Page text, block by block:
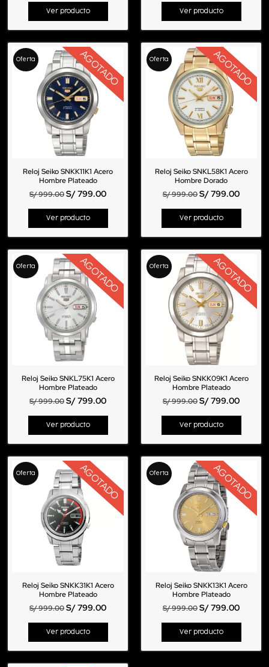
Ver producto Ver producto
Oferta AGOTADO
Reloj Seiko SNKK11K1 Acero
Hombre Plateado
S/999.00S/799.00
Ver producto
Oferta AGOTADO
Reloj Seiko SNKL58K1 Acero
Hombre Dorado
S/999.00S/799.00
Ver producto
Oferta AGOTADO
Reloj Seiko SNKL75K1 Acero
Hombre Plateado
S/999.00S/799.00
Ver producto
Oferta AGOTADO
Reloj Seiko SNKK09K1 Acero
Hombre Plateado
S/999.00S/799.00
Ver producto
Oferta AGOTADO
Reloj Seiko SNKK31K1 Acero
Hombre Plateado
S/999.00S/799.00
Ver producto
Oferta AGOTADO
Reloj Seiko SNKK13K1 Acero
Hombre Plateado
S/999.00S/799.00
Ver producto